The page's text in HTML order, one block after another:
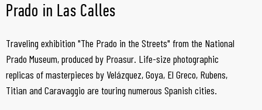
Prado in Las Calles
Traveling exhibition "The Prado in the Streets" from the National
Prado Museum, produced by Proasur. Life-size photographic
replicas of masterpieces by Velázquez, Goya, El Greco, Rubens,
Titian and Caravaggio are touring numerous Spanish cities.